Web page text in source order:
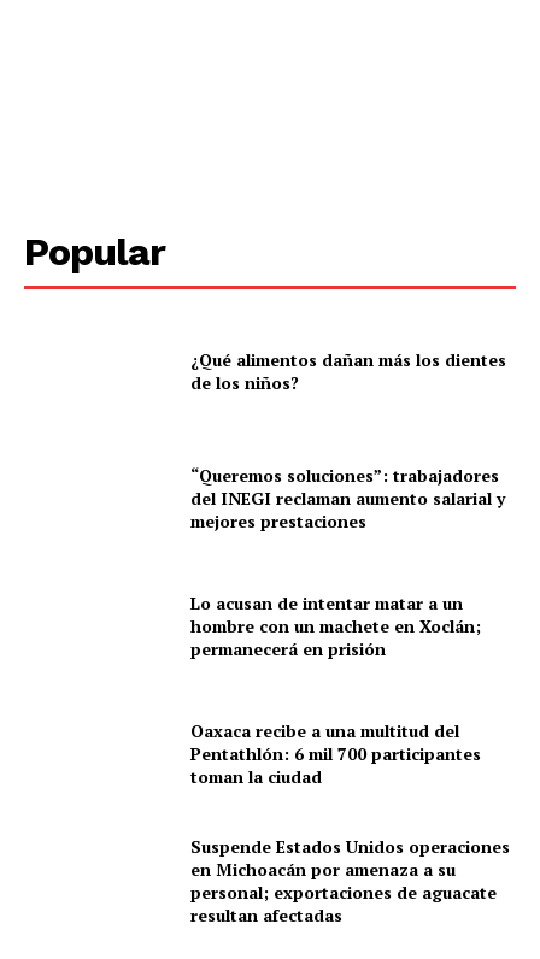
Popular
¿Qué alimentos dañan más los dientes
de los niños?
“Queremos soluciones”: trabajadores
del INEGI reclaman aumento salarial y
mejores prestaciones
Lo acusan de intentar matar a un
hombre con un machete en Xoclán;
permanecerá en prisión
Oaxaca recibe a una multitud del
Pentathlón: 6 mil 700 participantes
toman la ciudad
Suspende Estados Unidos operaciones
en Michoacán por amenaza a su
personal; exportaciones de aguacate
resultan afectadas